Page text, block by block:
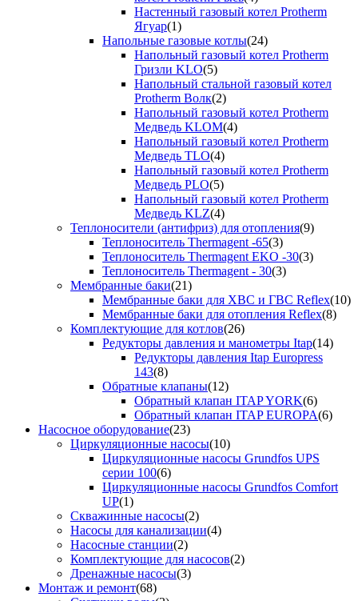
Настенный газовый котел Protherm
Ягуар(1)
Напольные газовые котлы(24)
Напольный газовый котел Protherm
Гризли KLO(5)
Напольный стальной газовый котел
Protherm Волк(2)
Напольный газовый котел Protherm
Медведь KLOM(4)
Напольный газовый котел Protherm
Медведь TLO(4)
Напольный газовый котел Protherm
Медведь PLO(5)
Напольный газовый котел Protherm
Медведь KLZ(4)
Теплоносители (антифриз) для отопления(9)
Теплоноситель Thermagent -65(3)
Теплоноситель Thermagent EKO -30(3)
Теплоноситель Thermagent - 30(3)
Мембранные баки(21)
Мембранные баки для ХВС и ГВС Reflex(10)
Мембранные баки для отопления Reflex(8)
Комплектующие для котлов(26)
Редукторы давления и манометры Itap(14)
Редукторы давления Itap Europress
143(8)
Обратные клапаны(12)
Обратный клапан ITAP YORK(6)
Обратный клапан ITAP EUROPA(6)
Насосное оборудование(23)
Циркуляционные насосы(10)
Циркуляционные насосы Grundfos UPS
серии 100(6)
Циркуляционные насосы Grundfos Comfort
UP(1)
Скважинные насосы(2)
Насосы для канализации(4)
Насосные станции(2)
Комплектующие для насосов(2)
Дренажные насосы(3)
Монтаж и ремонт(68)